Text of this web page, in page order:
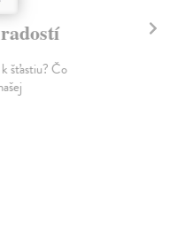
šťastiu? Čo